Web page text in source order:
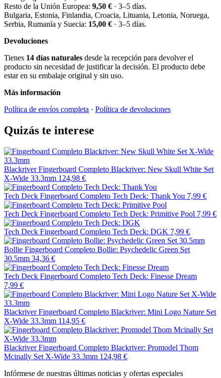
Resto de la Unión Europea: 9,50 € · 3–5 días.
Bulgaria, Estonia, Finlandia, Croacia, Lituania, Letonia, Noruega,
Serbia, Rumanía y Suecia: 15,00 € · 3–5 días.
Devoluciones
Tienes 14 días naturales desde la recepción para devolver el
producto sin necesidad de justificar la decisión. El producto debe
estar en su embalaje original y sin uso.
Más información
Política de envíos completa · Política de devoluciones
Quizás te interese
Blackriver Fingerboard Completo Blackriver: New Skull White Set
X-Wide 33.3mm 124,98 €
Tech Deck Fingerboard Completo Tech Deck: Thank You 7,99 €
Tech Deck Fingerboard Completo Tech Deck: Primitive Pool 7,99 €
Tech Deck Fingerboard Completo Tech Deck: DGK 7,99 €
Bollie Fingerboard Completo Bollie: Psychedelic Green Set
30.5mm 34,36 €
Tech Deck Fingerboard Completo Tech Deck: Finesse Dream
7,99 €
Blackriver Fingerboard Completo Blackriver: Mini Logo Nature Set
X-Wide 33.3mm 114,95 €
Blackriver Fingerboard Completo Blackriver: Promodel Thom
Mcinally Set X-Wide 33.3mm 124,98 €
Infórmese de nuestras últimas noticias y ofertas especiales